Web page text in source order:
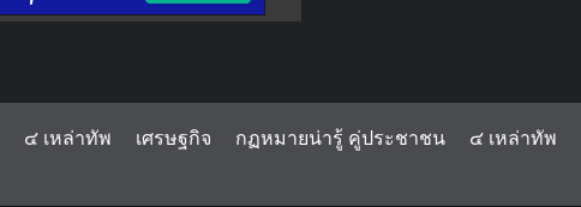
๔ เหล่าทัพ เศรษฐกิจ กฏหมายน่ารู้ คู่ประชาชน ๔ เหล่าทัพ